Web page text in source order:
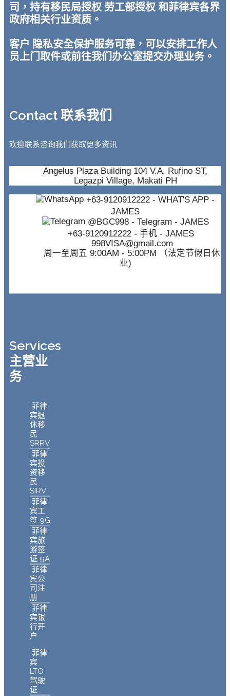
司，持有移民局授权 劳工部授权 和菲律宾各界
政府相关行业资质。
客户 隐私安全保护服务可靠，可以安排工作人
员上门取件或前往我们办公室提交办理业务。
Contact 联系我们
欢迎联系咨询我们获取更多资讯
Angelus Plaza Building 104 V.A. Rufino ST,
Legazpi Village, Makati PH
+63-9120912222 - WHAT'S APP -
JAMES
@BGC998- Telegram - JAMES
+63-9120912222- 手机 - JAMES
998VISA@gmail.com
周一至周五 9:00AM - 5:00PM （法定节假日休
业)
Services
主营业
务
菲律
宾退
休移
民
SRRV
菲律
宾投
资移
民
SIRV
菲律
宾工
签 9G
菲律
宾旅
游签
证 9A
菲律
宾公
司注
册
菲律
宾银
行开
户
菲律
宾
LTO
驾驶
证